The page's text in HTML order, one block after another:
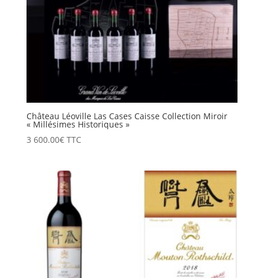
Château Léoville Las Cases Caisse Collection Miroir
« Millésimes Historiques »
3 600.00€ TTC